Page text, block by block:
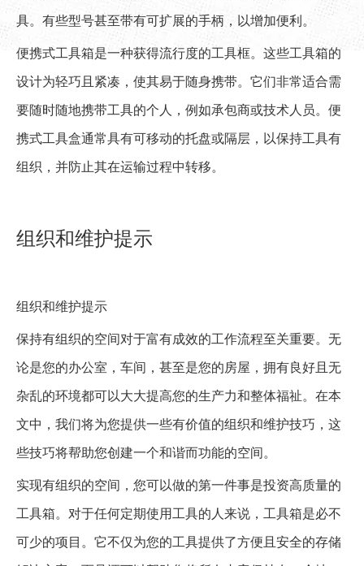
具。有些型号甚至带有可扩展的手柄，以增加便利。
便携式工具箱是一种获得流行度的工具框。这些工具箱的
设计为轻巧且紧凑，使其易于随身携带。它们非常适合需
要随时随地携带工具的个人，例如承包商或技术人员。便
携式工具盒通常具有可移动的托盘或隔层，以保持工具有
组织，并防止其在运输过程中转移。
组织和维护提示
组织和维护提示
保持有组织的空间对于富有成效的工作流程至关重要。无
论是您的办公室，车间，甚至是您的房屋，拥有良好且无
杂乱的环境都可以大大提高您的生产力和整体福祉。在本
文中，我们将为您提供一些有价值的组织和维护技巧，这
些技巧将帮助您创建一个和谐而功能的空间。
实现有组织的空间，您可以做的第一件事是投资高质量的
工具箱。对于任何定期使用工具的人来说，工具箱是必不
可少的项目。它不仅为您的工具提供了方便且安全的存储